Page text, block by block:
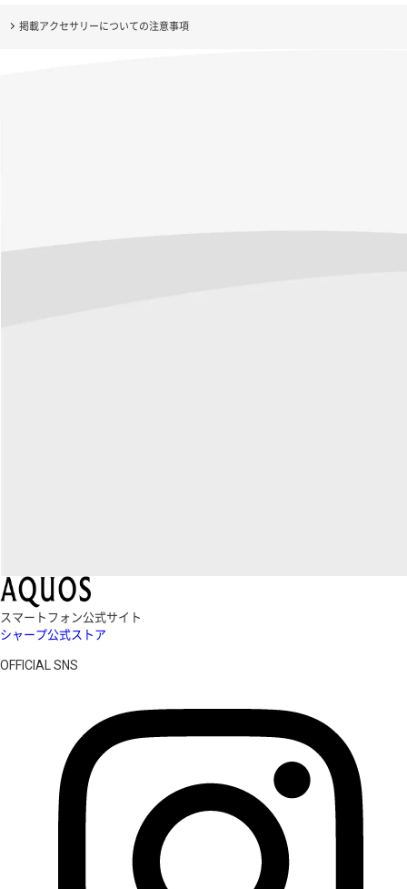
掲載アクセサリーについての注意事項
スマートフォン公式サイト
シャープ公式ストア
OFFICIAL SNS